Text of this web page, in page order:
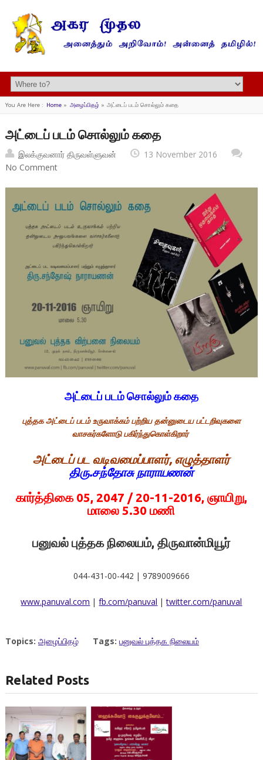
You Are Here : Home» அழைப்பிதழ் » அட்டைப் படம் சொல்லும் கதை
அட்டைப் படம் சொல்லும் கதை
இலக்குவனார் திருவள்ளுவன்
13 November 2016
No Comment
அட்டைப் படம் சொல்லும் கதை
புத்தக அட்டைப் படம் உருவாக்கம் பற்றிய தன்னுடைய பட்டறிவுகளை
வாசகர்களோடு பகிர்ந்துகொள்கிறார்
அட்டைப் பட வடிவமைப்பாளர், எழுத்தாளர்
திரு.சந்தோசு நாராயணன்
கார்த்திகை 05, 2047 / 20-11-2016, ஞாயிறு,
மாலை 5.30 மணி
பனுவல் புத்தக நிலையம், திருவான்மியூர்
044-431-00-442 | 9789009666
www.panuval.com |fb.com/panuval |twitter.com/panuval
Topics: அழைப்பிதழ் Tags: பனுவல் புத்தக நிலையம்
Related Posts